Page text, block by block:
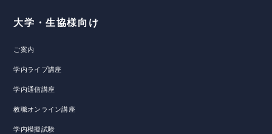
大学・生協様向け
ご案内
学内ライブ講座
学内通信講座
教職オンライン講座
学内模擬試験